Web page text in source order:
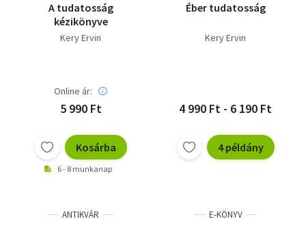
A tudatosság
kézikönyve
Kery Ervin
Online ár:
5 990 Ft
Kosárba
6 - 8 munkanap
Éber tudatosság
Kery Ervin
4 990 Ft - 6 190 Ft
4 példány
ANTIKVÁR E-KÖNYV